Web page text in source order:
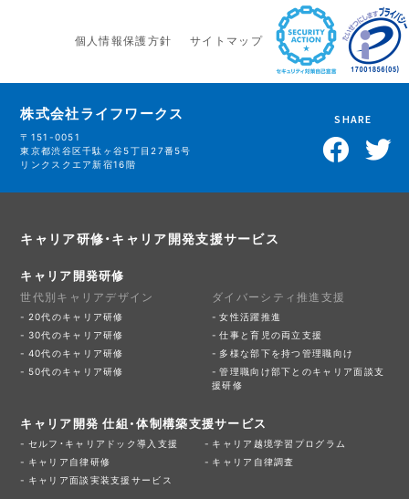
株式会社ライフワークス
〒151-0051
東京都渋谷区千駄ヶ谷5丁目27番5号
リンクスクエア新宿16階
SHARE
個人情報保護方針 サイトマップ
キャリア研修・キャリア開発支援サービス
キャリア開発研修
世代別キャリアデザイン
20代のキャリア研修
30代のキャリア研修
40代のキャリア研修
50代のキャリア研修
ダイバーシティ推進支援
女性活躍推進
仕事と育児の両立支援
多様な部下を持つ管理職向け
管理職向け部下とのキャリア面談支
援研修
キャリア開発 仕組・体制構築支援サービス
セルフ・キャリアドック導入支援
キャリア越境学習プログラム
キャリア自律研修
キャリア自律調査
キャリア面談実装支援サービス